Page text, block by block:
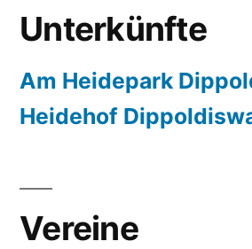
Unterkünfte
Am Heidepark
Heidehof
Vereine